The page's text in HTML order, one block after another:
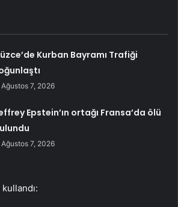
Kurban Bayramı Trafiği
Ağustos 7, 2026
Epstein’ın ortağı Fransa’da ölü
Ağustos 7, 2026